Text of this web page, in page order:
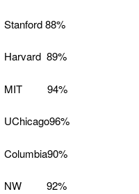
Stanford 88%
Harvard 89%
MIT 94%
UChicago96%
Columbia90%
NW 92%